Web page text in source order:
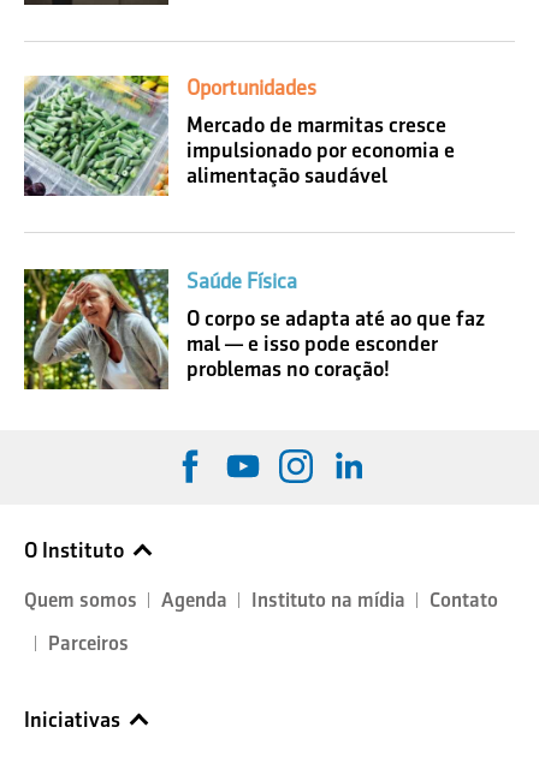
Oportunidades
Mercado de marmitas cresce
impulsionado por economia e
alimentação saudável
Saúde Física
O corpo se adapta até ao que faz
mal — e isso pode esconder
problemas no coração!
O Instituto
Quem somos Agenda Instituto na mídia
Contato
Parceiros
Iniciativas